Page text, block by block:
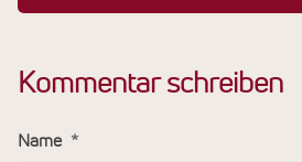
Kommentar schreiben
Name